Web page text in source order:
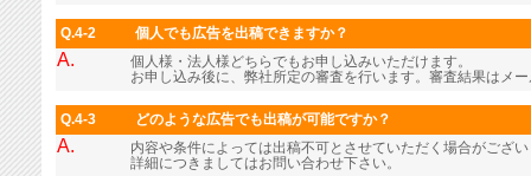
Q.4-2 個人でも広告を出稿できますか？
A.
個人様・法人様どちらでもお申し込みいただけます。
お申し込み後に、弊社所定の審査を行います。審査結果はメ
Q.4-3 どのような広告でも出稿が可能ですか？
A.
内容や条件によっては出稿不可とさせていただく場合がござ
詳細につきましてはお問い合わせ下さい。